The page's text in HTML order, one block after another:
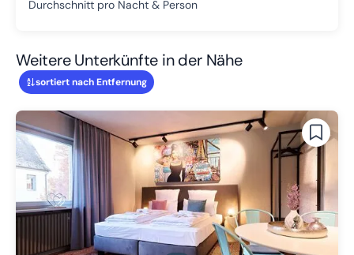
Durchschnitt pro Nacht & Person
Weitere Unterkünfte in der Nähe
sortiert nach Entfernung